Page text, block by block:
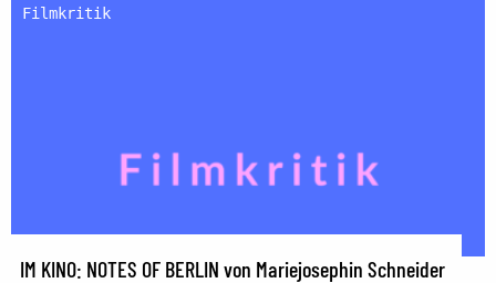
Filmkritik
IM KINO: NOTES OF BERLIN von Mariejosephin Schneider